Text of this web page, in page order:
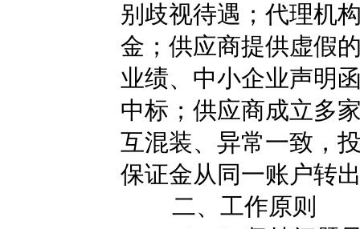
别歧视待遇；代理机
金；供应商提供虚假
业绩、中小企业声明
中标；供应商成立多
互混装、异常一致，
保证金从同一账户转
二、工作原则